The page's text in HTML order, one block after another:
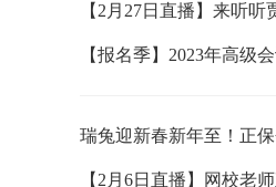
【2月27日直播】来听听
【报名季】2023年高级
瑞兔迎新春新年至！正
【2月6日直播】网校老